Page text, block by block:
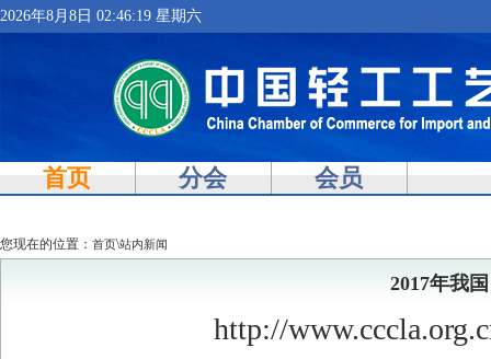
2026年8月8日 02:46:19 星期六
首页 分会 会员
您现在的位置： 首页\站内新闻
2017年我
http://